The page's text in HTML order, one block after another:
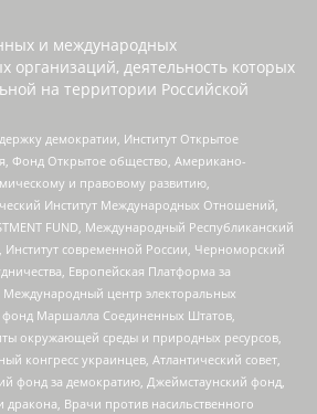
и международных
организаций, деятельность которых
на территории Российской
демократии, Институт Открытое
Фонд Открытое общество, Американо-
и правовому развитию,
Институт Международных Отношений,
FUND, Международный Республиканский
Институт современной России, Черноморский
Европейская Платформа за
центр электоральных
фонд Маршалла Соединенных Штатов,
окружающей среды и природных ресурсов,
конгресс украинцев, Атлантический совет,
фонд за демократию, Джеймстаунский фонд,
Врачи против насильственного